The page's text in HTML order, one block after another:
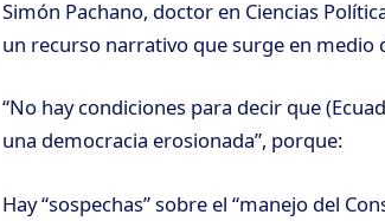
Simón Pachano, doctor en Ciencias
un recurso narrativo que surge en medio
“No hay condiciones para decir que
una democracia erosionada”, porque:
Hay “sospechas” sobre el “manejo del